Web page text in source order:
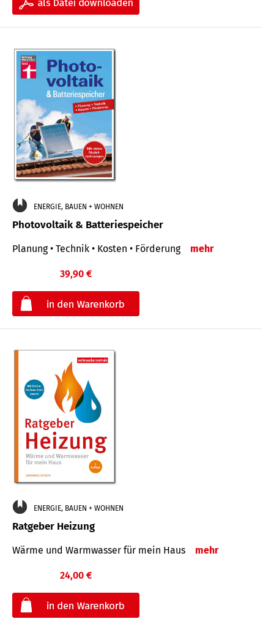
ENERGIE, BAUEN + WOHNEN
Photovoltaik & Batteriespeicher
Planung • Technik • Kosten • Förderung mehr
39,90 €
ENERGIE, BAUEN + WOHNEN
Ratgeber Heizung
Wärme und Warmwasser für mein Haus mehr
24,00 €